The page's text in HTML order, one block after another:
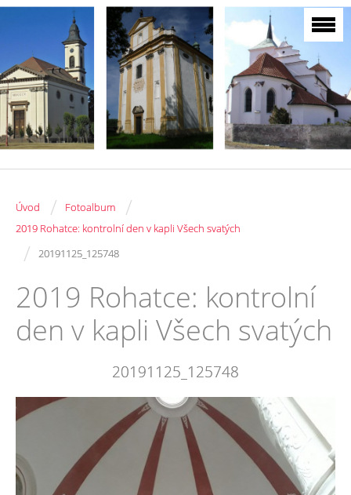
Úvod / Fotoalbum /
2019 Rohatce: kontrolní den v kapli Všech svatých
/ 20191125_125748
2019 Rohatce: kontrolní
den v kapli Všech svatých
20191125_125748